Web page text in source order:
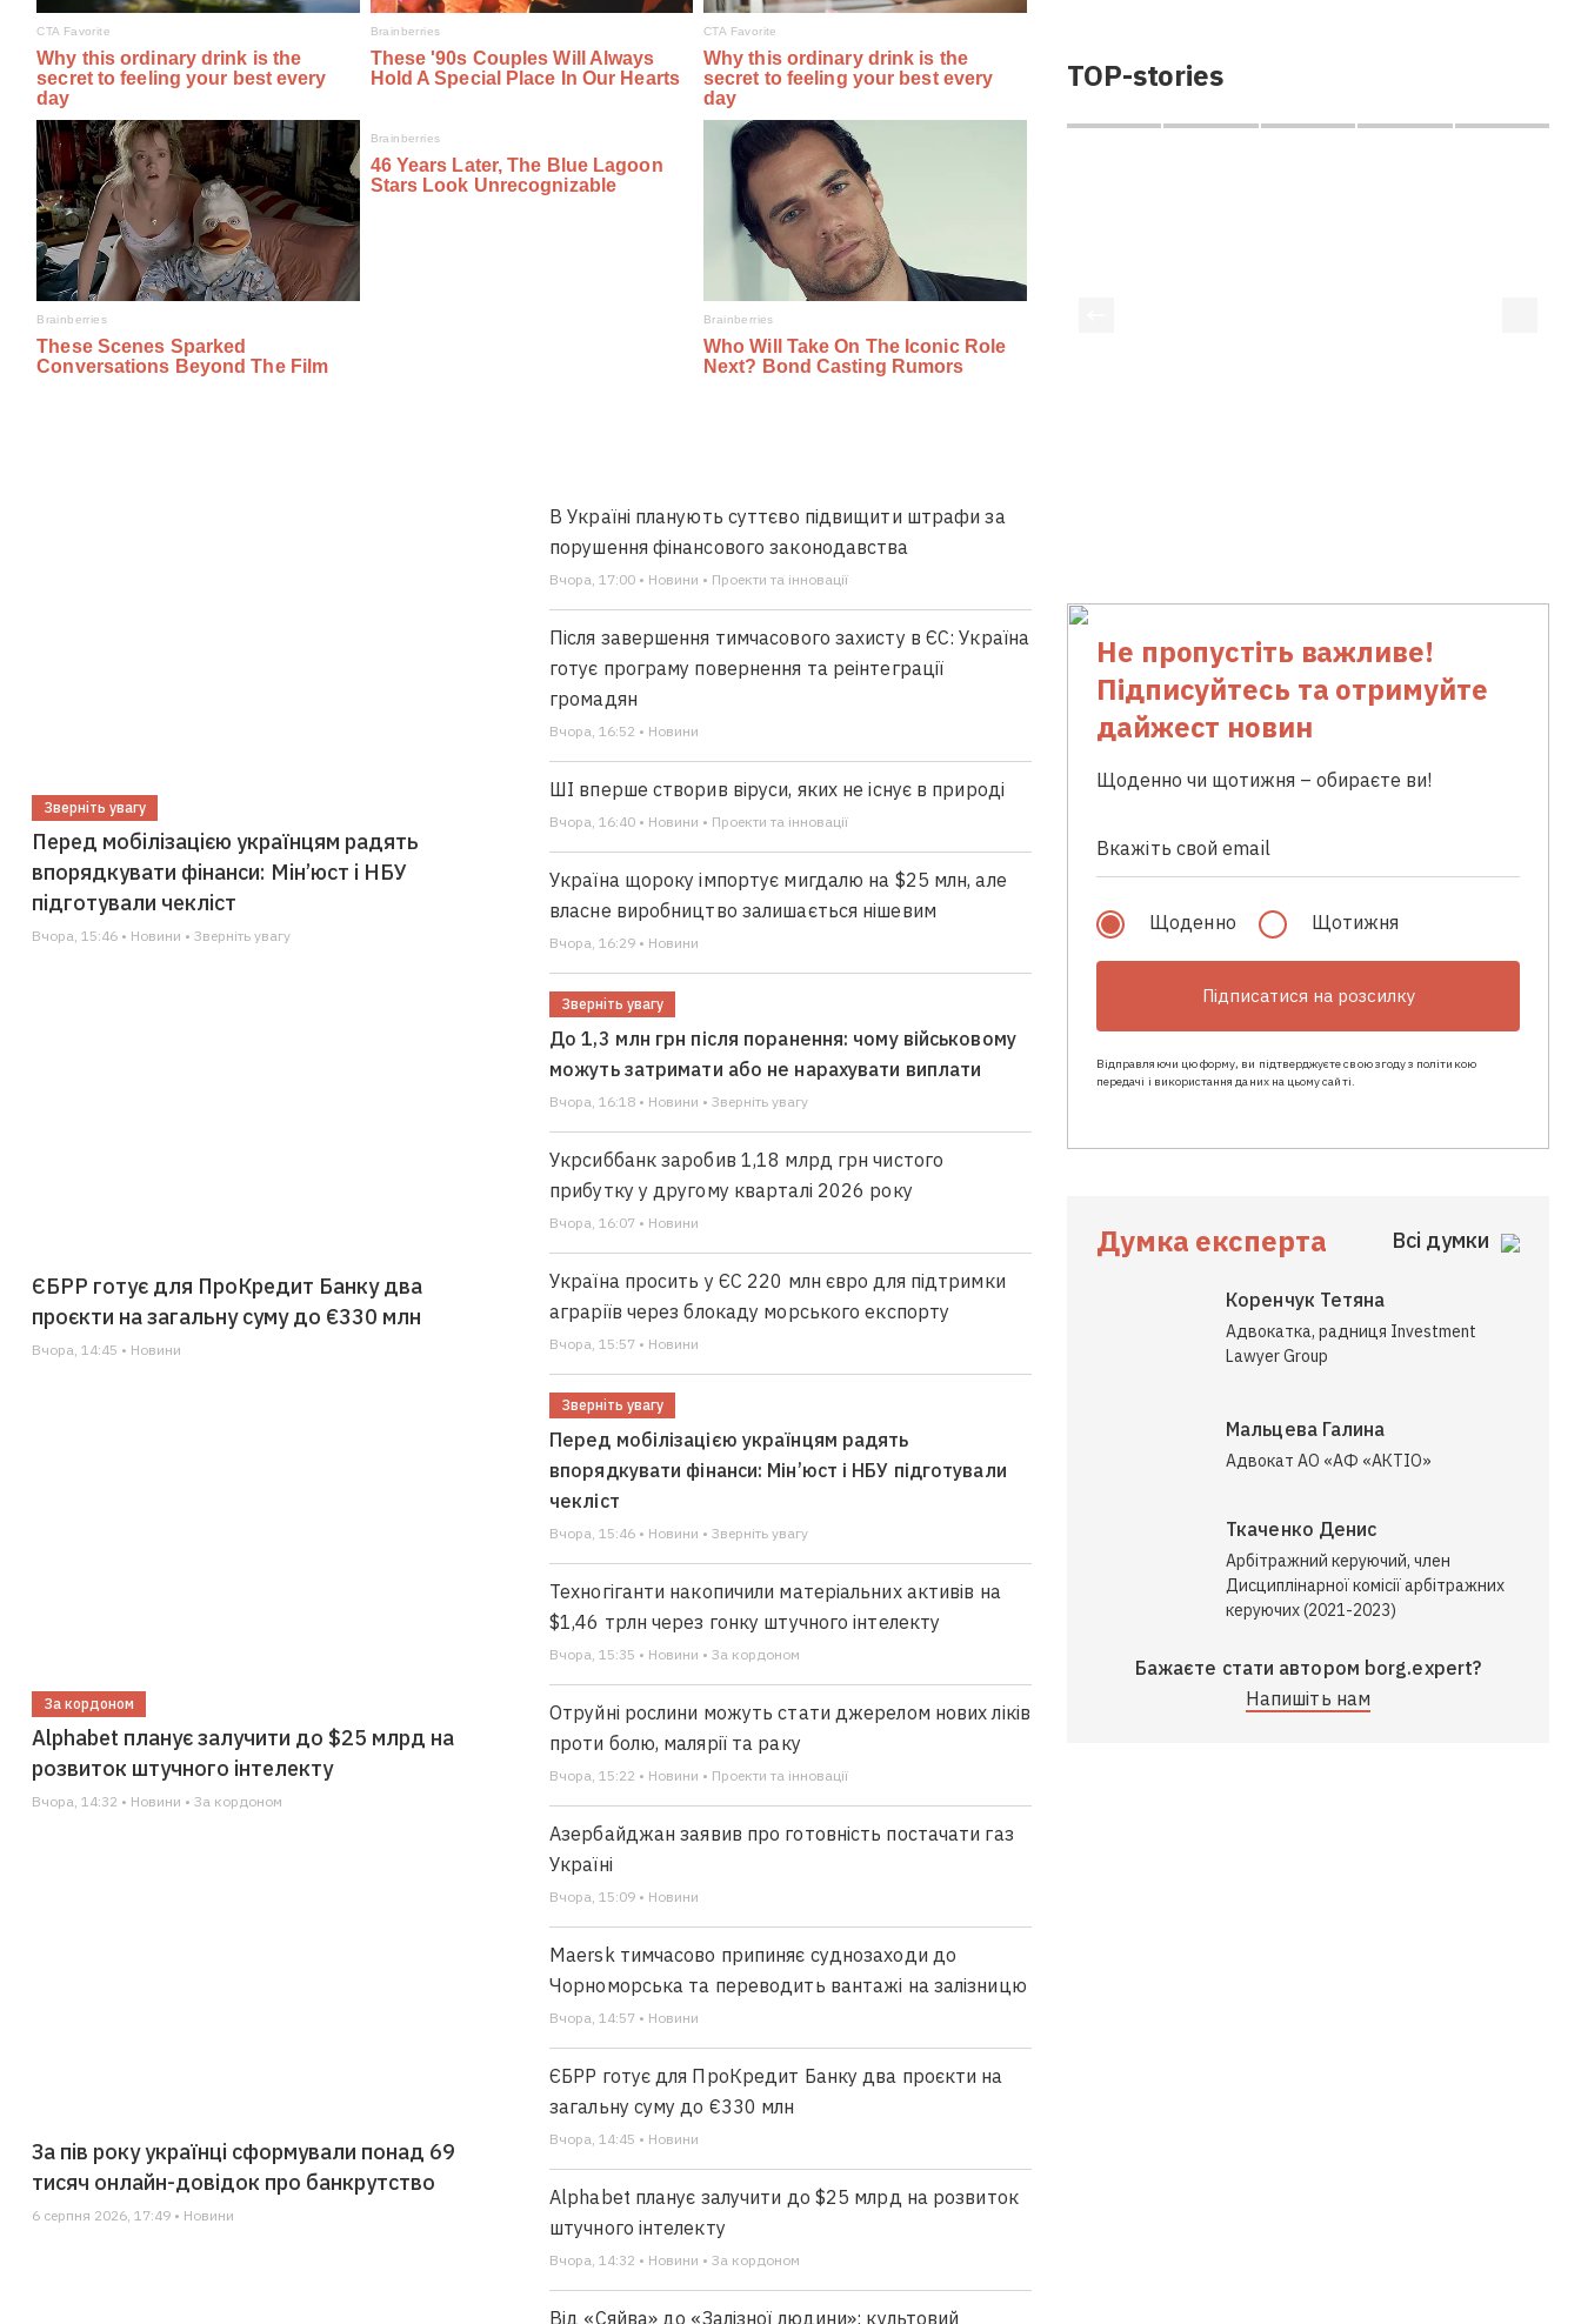
Зверніть увагу
Перед мобілізацією українцям радять
впорядкувати фінанси: Мін’юст і НБУ
підготували чекліст
Вчора, 15:46 • Новини • Зверніть увагу
ЄБРР готує для ПроКредит Банку два
проєкти на загальну суму до €330 млн
Вчора, 14:45 • Новини
За кордоном
Alphabet планує залучити до $25 млрд на
розвиток штучного інтелекту
Вчора, 14:32 • Новини • За кордоном
За пів року українці сформували понад 69
тисяч онлайн-довідок про банкрутство
6 серпня 2026, 17:49 • Новини
В Україні планують суттєво підвищити штрафи за
порушення фінансового законодавства
Вчора, 17:00 • Новини • Проекти та інновації
Після завершення тимчасового захисту в ЄС: Україна
готує програму повернення та реінтеграції
громадян
Вчора, 16:52 • Новини
ШІ вперше створив віруси, яких не існує в природі
Вчора, 16:40 • Новини • Проекти та інновації
Україна щороку імпортує мигдалю на $25 млн, але
власне виробництво залишається нішевим
Вчора, 16:29 • Новини
Зверніть увагу
До 1,3 млн грн після поранення: чому військовому
можуть затримати або не нарахувати виплати
Вчора, 16:18 • Новини • Зверніть увагу
Укрсиббанк заробив 1,18 млрд грн чистого
прибутку у другому кварталі 2026 року
Вчора, 16:07 • Новини
Україна просить у ЄС 220 млн євро для підтримки
аграріїв через блокаду морського експорту
Вчора, 15:57 • Новини
Зверніть увагу
Перед мобілізацією українцям радять
впорядкувати фінанси: Мін’юст і НБУ підготували
чекліст
Вчора, 15:46 • Новини • Зверніть увагу
Техногіганти накопичили матеріальних активів на
$1,46 трлн через гонку штучного інтелекту
Вчора, 15:35 • Новини • За кордоном
Отруйні рослини можуть стати джерелом нових ліків
проти болю, малярії та раку
Вчора, 15:22 • Новини • Проекти та інновації
Азербайджан заявив про готовність постачати газ
Україні
Вчора, 15:09 • Новини
Maersk тимчасово припиняє суднозаходи до
Чорноморська та переводить вантажі на залізницю
Вчора, 14:57 • Новини
ЄБРР готує для ПроКредит Банку два проєкти на
загальну суму до €330 млн
Вчора, 14:45 • Новини
Alphabet планує залучити до $25 млрд на розвиток
штучного інтелекту
Вчора, 14:32 • Новини • За кордоном
Від «Сяйва» до «Залізної людини»: культовий
TOP-stories
Не пропустіть важливе!
Підписуйтесь та отримуйте
дайжест новин
Щоденно чи щотижня – обираєте ви!
Щоденно Щотижня
Підписатися на розсилку
Відправляючи цю форму, ви підтверджуєте свою згоду з політикою
передачі і використання даних на цьому сайті.
Думка експерта Всі думки
Коренчук Тетяна
Адвокатка, радниця Investment
Lawyer Group
Мальцева Галина
Адвокат АО «АФ «АКТІО»
Ткаченко Денис
Арбітражний керуючий, член
Дисциплінарної комісії арбітражних
керуючих (2021-2023)
Бажаєте стати автором borg.expert?
Напишіть нам